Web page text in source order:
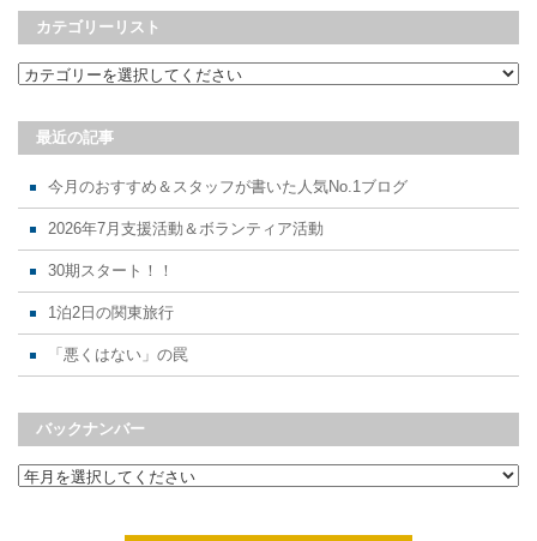
カテゴリーリスト
最近の記事
今月のおすすめ＆スタッフが書いた人気No.1ブログ
2026年7月支援活動＆ボランティア活動
30期スタート！！
1泊2日の関東旅行
「悪くはない」の罠
バックナンバー